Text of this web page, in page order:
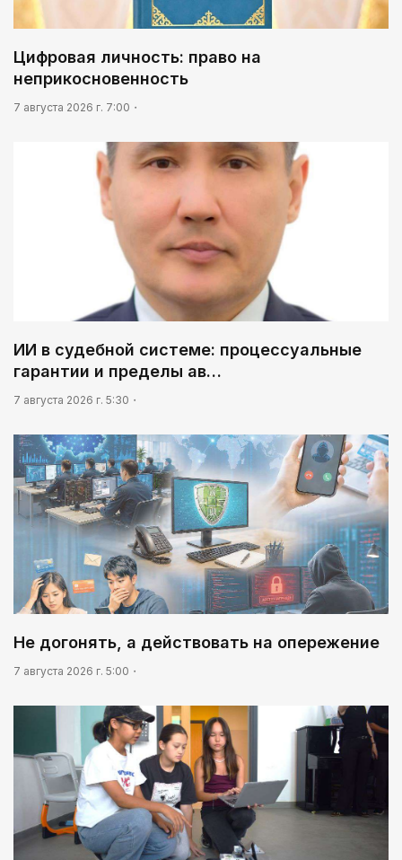
02:30
Не хочется уезжать
05:30
ИИ в судебной системе: процессуальные
Цифровая личность: право на
неприкосновенность
7 августа 2026 г. 7:00
ИИ в судебной системе: процессуальные
гарантии и пределы ав…
7 августа 2026 г. 5:30
Не догонять, а действовать на опережение
7 августа 2026 г. 5:00